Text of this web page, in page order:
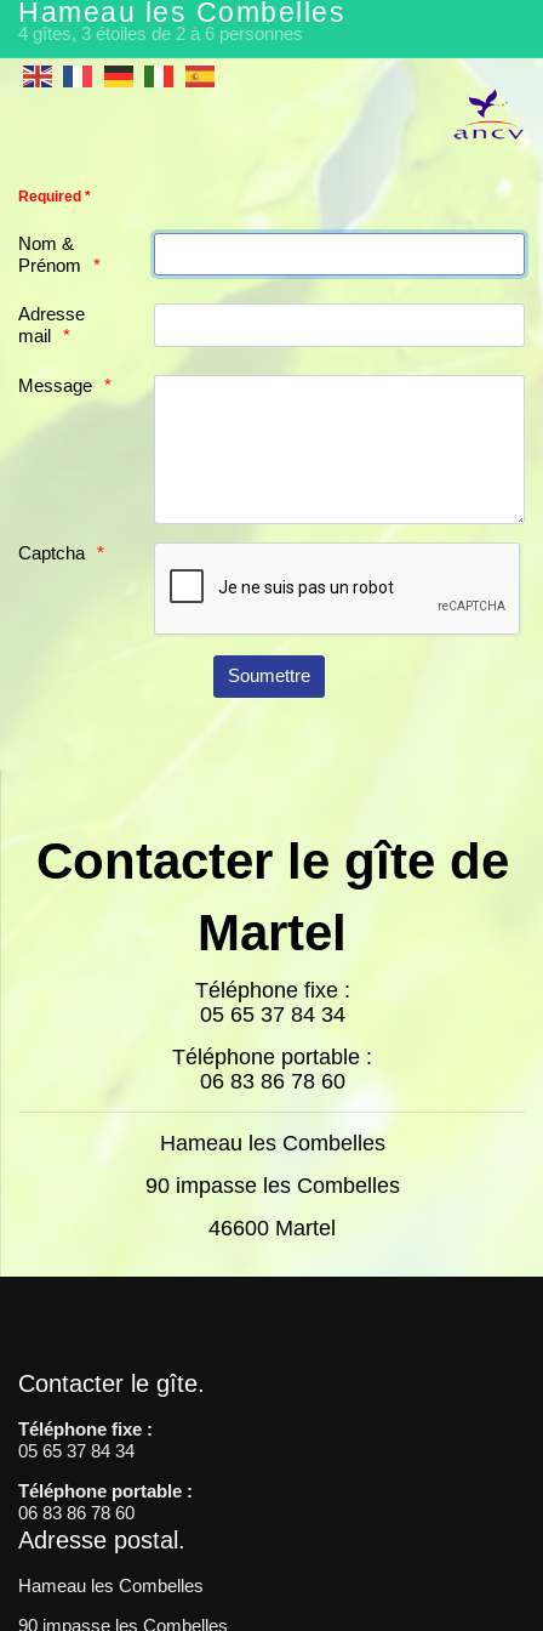
Hameau les Combelles
4 gîtes, 3 étoiles de 2 à 6 personnes
Required *
Nom &
Prénom
Adresse
mail
Message
Captcha
Contacter le gîte de
Martel
Téléphone fixe :
05 65 37 84 34
Téléphone portable :
06 83 86 78 60
Hameau les Combelles
90 impasse les Combelles
46600 Martel
Contacter le gîte
Téléphone fixe :
05 65 37 84 34
Téléphone portable :
06 83 86 78 60
Adresse postal
Hameau les Combelles
90 impasse les Combelles